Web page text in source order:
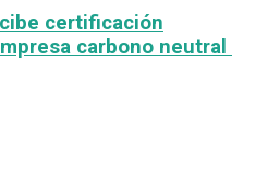
certificación
carbono neutral